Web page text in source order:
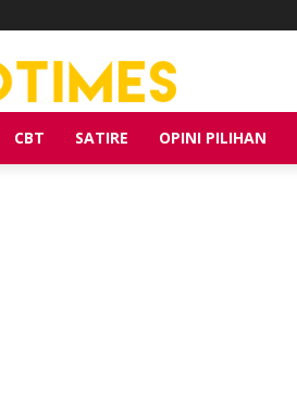
CBT SATIRE OPINI PILIHAN